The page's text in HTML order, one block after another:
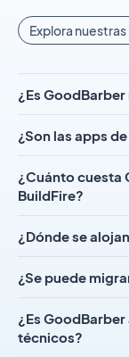
Explora nuestras
¿Es
¿Son las apps
¿Cuánto cuesta
BuildFire?
¿Dónde se
¿Se puede
¿Es
técnicos?